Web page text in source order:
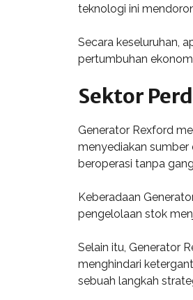
teknologi ini
Secara keseluruhan,
pertumbuhan
Sektor
Generator Rexford
menyediakan
beroperasi tanpa
Keberadaan
pengelolaan stok
Selain itu, Generator
menghindari
sebuah langkah